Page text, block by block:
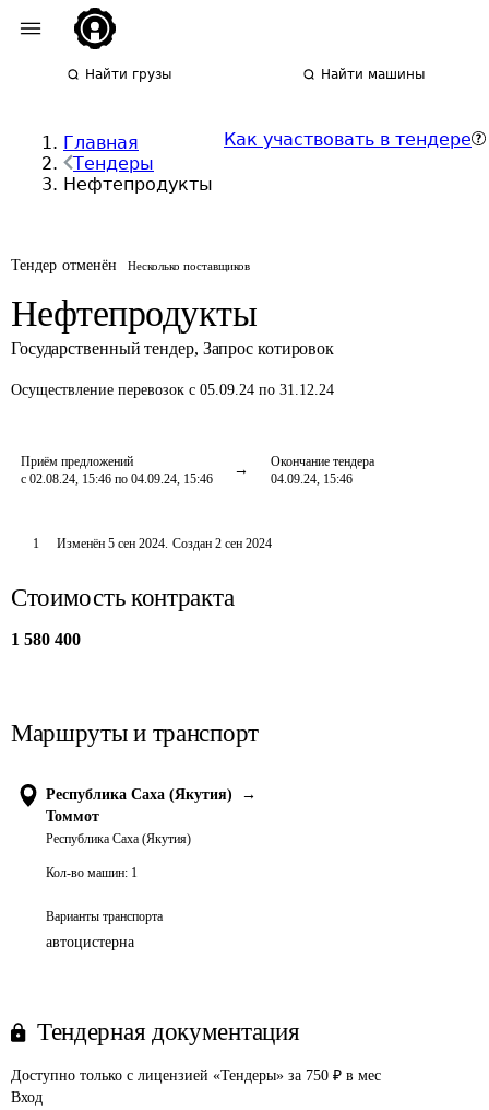
Найти грузы Найти машины
Главная
Тендеры
Нефтепродукты
Как участвовать в тендере
Тендер отменён Несколько поставщиков
Нефтепродукты
Государственный тендер, Запрос котировок
Осуществление перевозок с 05.09.24 по 31.12.24
Приём предложений
с 02.08.24, 15:46 по 04.09.24, 15:46
Окончание тендера
04.09.24, 15:46
1 Изменён 5 сен 2024. Создан 2 сен 2024
Стоимость контракта
1 580 400
Маршруты и транспорт
Республика Саха (Якутия)
→
Томмот
Республика Саха (Якутия)
Кол-во машин: 1
Варианты транспорта
автоцистерна
Тендерная документация
Доступно только с лицензией «Тендеры» за 750 ₽ в мес
Вход